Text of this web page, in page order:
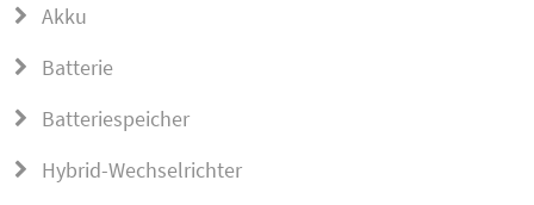
Akku
Batterie
Batteriespeicher
Hybrid-Wechselrichter